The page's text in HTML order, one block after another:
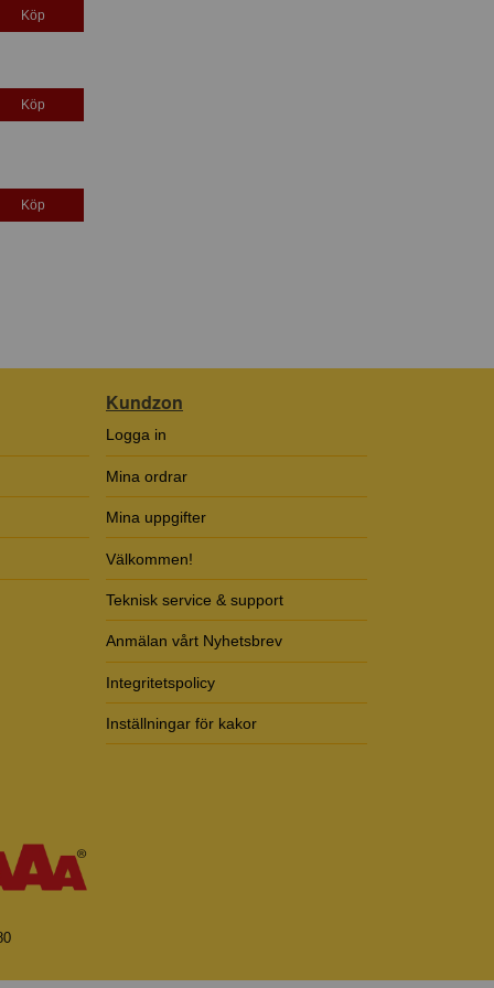
Köp
Köp
Köp
Kundzon
Logga in
Mina ordrar
Mina uppgifter
Välkommen!
Teknisk service & support
Anmälan vårt Nyhetsbrev
Integritetspolicy
Inställningar för kakor